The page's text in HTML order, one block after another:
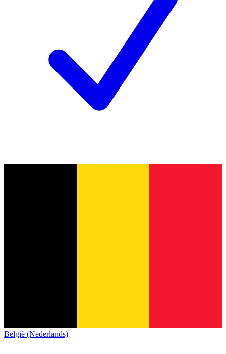
België (Nederlands)